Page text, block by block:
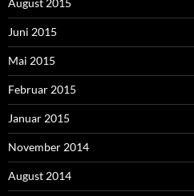
Juni 2015
Mai 2015
Februar 2015
Januar 2015
November 2014
August 2014